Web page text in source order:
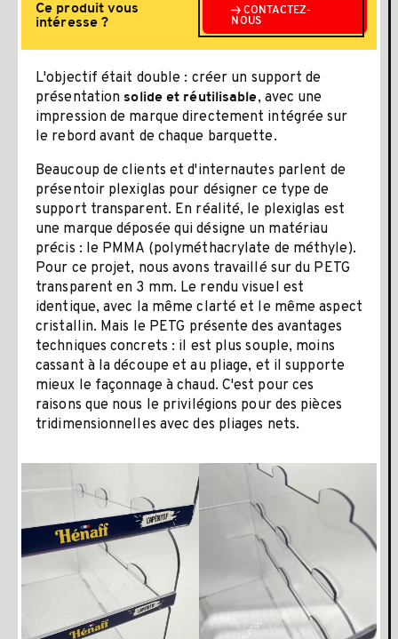
Ce produit vous
intéresse ?
CONTACTEZ-
NOUS
L'objectif était double : créer un support de
présentationsolide et réutilisable, avec une
impression de marque directement intégrée sur
le rebord avant de chaque barquette.
Beaucoup de clients et d'internautes parlent de
présentoir plexiglas pour désigner ce type de
support transparent. En réalité, le plexiglas est
une marque déposée qui désigne un matériau
précis : le PMMA (polyméthacrylate de méthyle).
Pour ce projet, nous avons travaillé sur du PETG
transparent en 3 mm. Le rendu visuel est
identique, avec la même clarté et le même aspect
cristallin. Mais le PETG présente des avantages
techniques concrets : il est plus souple, moins
cassant à la découpe et au pliage, et il supporte
mieux le façonnage à chaud. C'est pour ces
raisons que nous le privilégions pour des pièces
tridimensionnelles avec des pliages nets.